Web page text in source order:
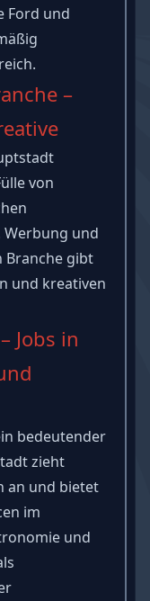
Ford und
–
von
und
Branche gibt
und kreativen
Jobs in
bedeutender
zieht
an und bietet
im
und